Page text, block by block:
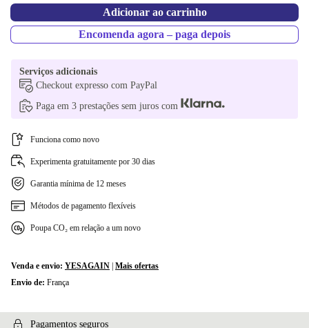
Adicionar ao carrinho
Encomenda agora – paga depois
Serviços adicionais
Checkout expresso com PayPal
Paga em 3 prestações sem juros com
Funciona como novo
Experimenta gratuitamente por 30 dias
Garantia mínima de 12 meses
Métodos de pagamento flexíveis
Poupa CO₂ em relação a um novo
Venda e envio: YESAGAIN Mais ofertas
Envio de: França
Pagamentos seguros